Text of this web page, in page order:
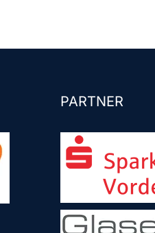
PARTNER